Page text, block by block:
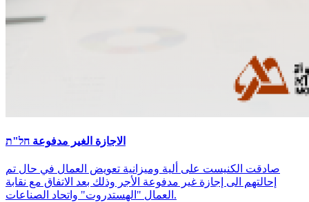
الاجازة الغير مدفوعة חל"ת
صادقت الكنيست على ألية وميزانية تعويض العمال في حال تم
إحالتهم الى إجازة غير مدفوعة الأجر وذلك بعد الاتفاق مع نقابة
العمال "الهستدروت" واتحاد الصناعات.